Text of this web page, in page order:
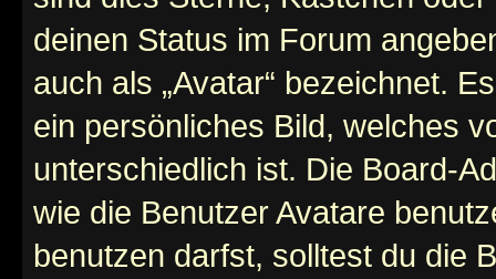
deinen Status im Forum
auch als „Avatar“ bezeichnet.
ein persönliches Bild, welches
unterschiedlich ist. Die Board-
wie die Benutzer Avatare
benutzen darfst, solltest du die